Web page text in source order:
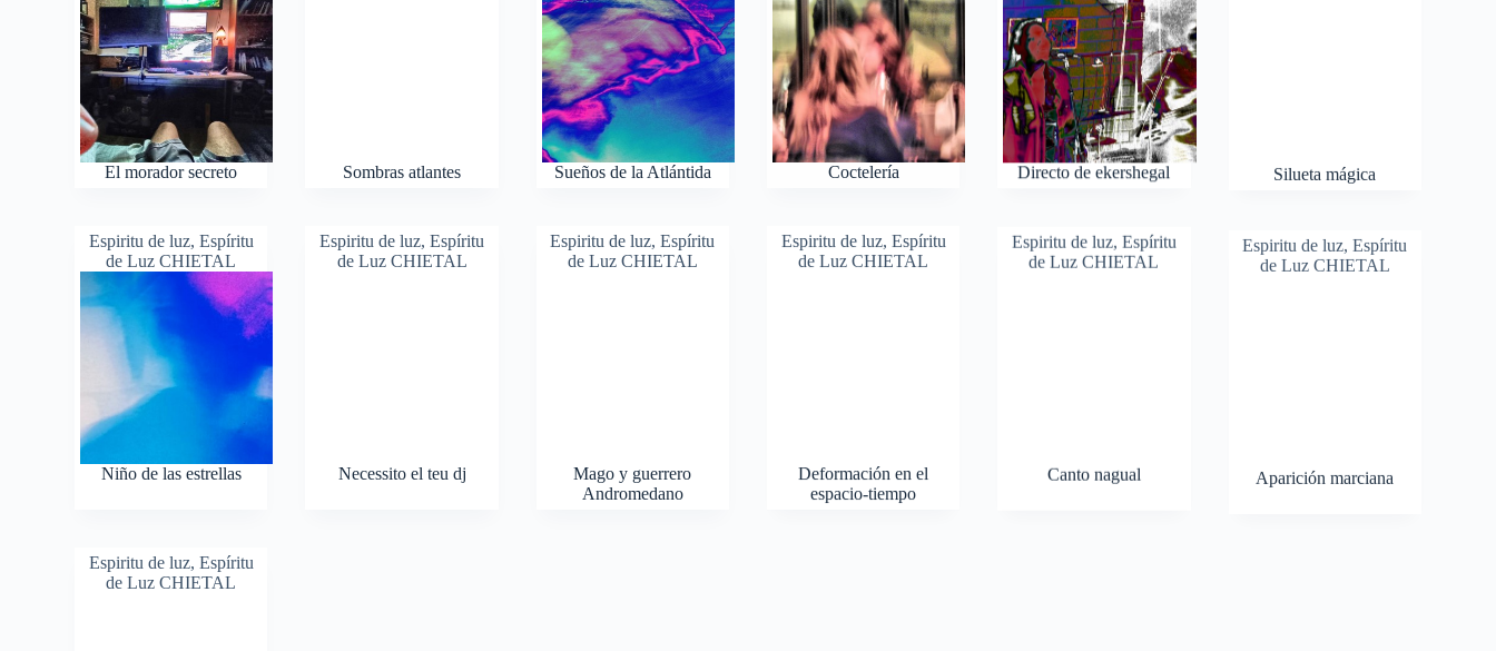
El morador secreto Sombras atlantes Sueños de la Atlántida Coctelería Directo de ekershegal Silueta mágica
Espiritu de luz, Espíritu
de Luz CHIETAL
Niño de las estrellas
Espiritu de luz,Espíritu
de Luz CHIETAL
Necessito el teu dj
Espiritu de luz,Espíritu
de Luz CHIETAL
Mago y guerrero
Andromedano
Espiritu de luz, Espíritu
de Luz CHIETAL
Deformación en el
espacio-tiempo
Espiritu de luz, Espíritu
de Luz CHIETAL
Canto nagual
Espiritu de luz ,Espíritu
de Luz CHIETAL
Aparición marciana
Espiritu de luz, Espíritu
de Luz CHIETAL